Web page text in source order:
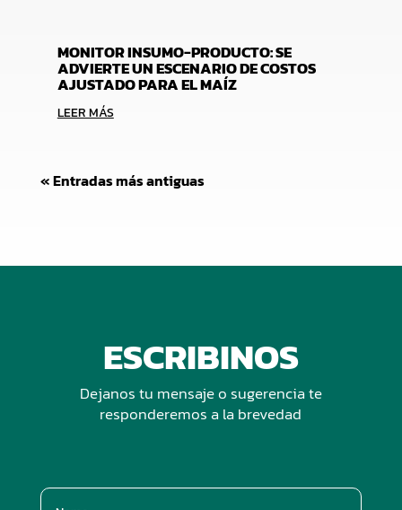
MONITOR INSUMO-PRODUCTO: SE
ADVIERTE UN ESCENARIO DE COSTOS
AJUSTADO PARA EL MAÍZ
LEER MÁS
« Entradas más antiguas
ESCRIBINOS
Dejanos tu mensaje o sugerencia te
responderemos a la brevedad